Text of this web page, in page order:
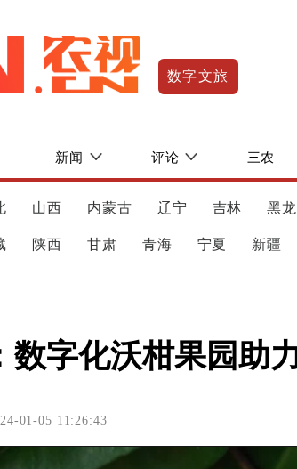
数字文旅
新闻 评论 三农
山西 内蒙古 辽宁 吉林 黑
陕西 甘肃 青海 宁夏 新疆
数字化沃柑果园助
01-05 11:26:43